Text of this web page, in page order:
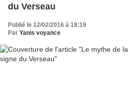
du Verseau
Publié le 12/02/2016 à 18:19
Par Yanis voyance